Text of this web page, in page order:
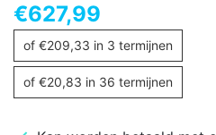
€627,99
of €209,33 in 3 termijnen
of €20,83 in 36 termijnen